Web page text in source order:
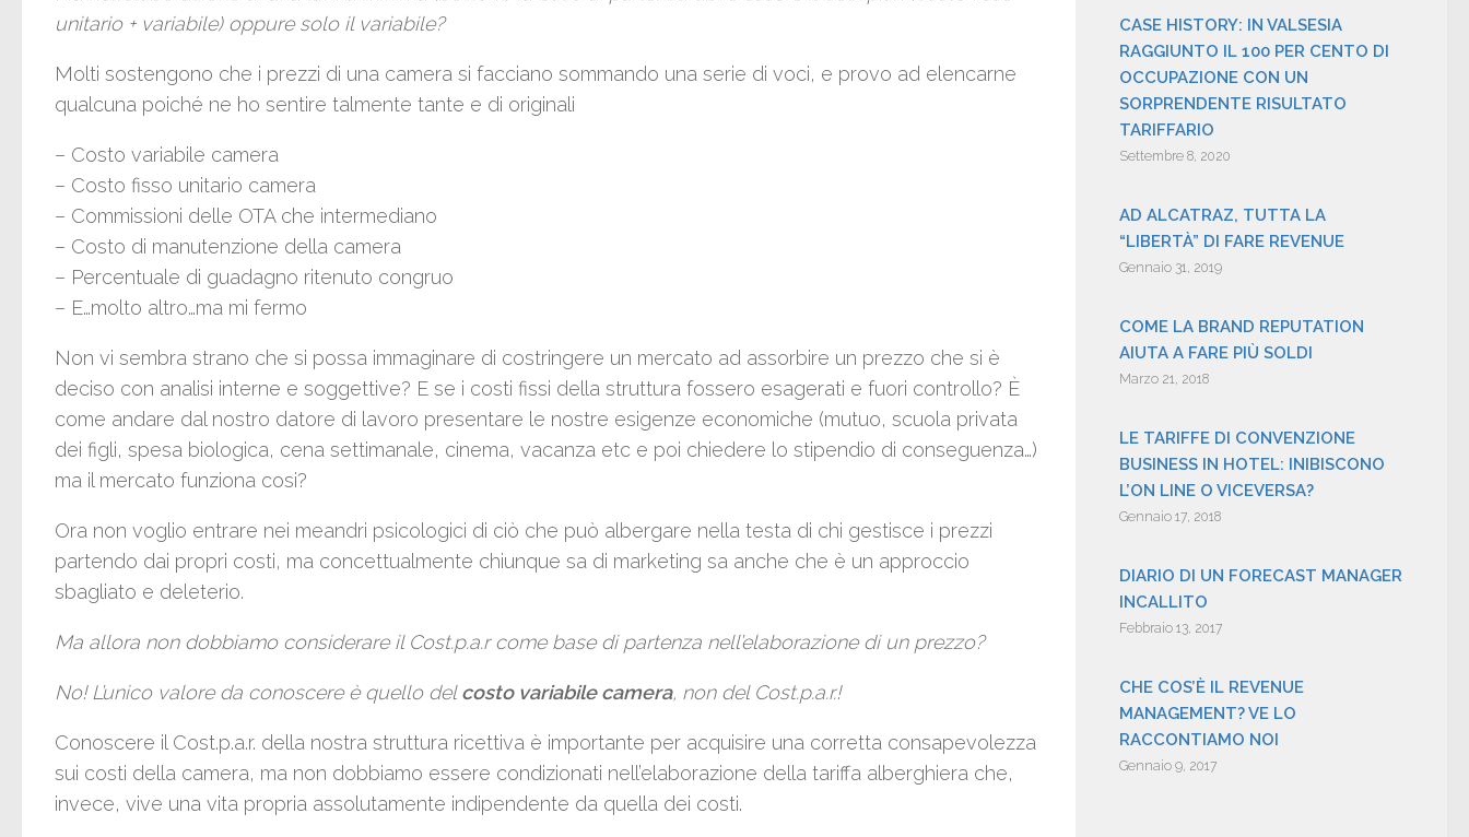
unitario + variabile) oppure solo il variabile?
Molti sostengono che i prezzi di una camera si facciano sommando una serie di voci, e provo ad elencarne
qualcuna poiché ne ho sentire talmente tante e di originali
– Costo variabile camera
– Costo fisso unitario camera
– Commissioni delle OTA che intermediano
– Costo di manutenzione della camera
– Percentuale di guadagno ritenuto congruo
– E…molto altro…ma mi fermo
Non vi sembra strano che si possa immaginare di costringere un mercato ad assorbire un prezzo che si è
deciso con analisi interne e soggettive? E se i costi fissi della struttura fossero esagerati e fuori controllo? È
come andare dal nostro datore di lavoro presentare le nostre esigenze economiche (mutuo, scuola privata
dei figli, spesa biologica, cena settimanale, cinema, vacanza etc e poi chiedere lo stipendio di conseguenza…)
ma il mercato funziona cosi?
Ora non voglio entrare nei meandri psicologici di ciò che può albergare nella testa di chi gestisce i prezzi
partendo dai propri costi, ma concettualmente chiunque sa di marketing sa anche che è un approccio
sbagliato e deleterio.
Ma allora non dobbiamo considerare il Cost.p.a.r come base di partenza nell’elaborazione di un prezzo?
No! L’unico valore da conoscere è quello delcosto variabile camera, non del Cost.p.a.r.!
Conoscere il Cost.p.a.r. della nostra struttura ricettiva è importante per acquisire una corretta consapevolezza
sui costi della camera, ma non dobbiamo essere condizionati nell’elaborazione della tariffa alberghiera che,
invece, vive una vita propria assolutamente indipendente da quella dei costi.
CASE HISTORY: IN VALSESIA
RAGGIUNTO IL 100 PER CENTO DI
OCCUPAZIONE CON UN
SORPRENDENTE RISULTATO
TARIFFARIO
Settembre 8, 2020
AD ALCATRAZ, TUTTA LA
“LIBERTÀ” DI FARE REVENUE
Gennaio 31, 2019
COME LA BRAND REPUTATION
AIUTA A FARE PIÙ SOLDI
Marzo 21, 2018
LE TARIFFE DI CONVENZIONE
BUSINESS IN HOTEL: INIBISCONO
L’ON LINE O VICEVERSA?
Gennaio 17, 2018
DIARIO DI UN FORECAST MANAGER
INCALLITO
Febbraio 13, 2017
CHE COS’È IL REVENUE
MANAGEMENT? VE LO
RACCONTIAMO NOI
Gennaio 9, 2017